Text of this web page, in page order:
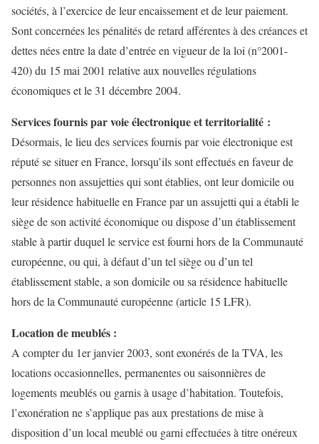
sociétés, à l’exercice de leur encaissement et de leur paiement.
Sont concernées les pénalités de retard afférentes à des créances et
dettes nées entre la date d’entrée en vigueur de la loi (n°2001-
420) du 15 mai 2001 relative aux nouvelles régulations
économiques et le 31 décembre 2004.
Services fournis par voie électronique et territorialité :
Désormais, le lieu des services fournis par voie électronique est
réputé se situer en France, lorsqu’ils sont effectués en faveur de
personnes non assujetties qui sont établies, ont leur domicile ou
leur résidence habituelle en France par un assujetti qui a établi le
siège de son activité économique ou dispose d’un établissement
stable à partir duquel le service est fourni hors de la Communauté
européenne, ou qui, à défaut d’un tel siège ou d’un tel
établissement stable, a son domicile ou sa résidence habituelle
hors de la Communauté européenne (article 15 LFR).
Location de meublés :
A compter du 1er janvier 2003, sont exonérés de la TVA, les
locations occasionnelles, permanentes ou saisonnières de
logements meublés ou garnis à usage d’habitation. Toutefois,
l’exonération ne s’applique pas aux prestations de mise à
disposition d’un local meublé ou garni effectuées à titre onéreux